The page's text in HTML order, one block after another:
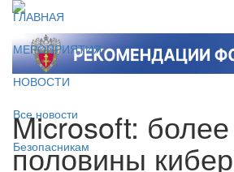
ГЛАВНАЯ
МЕРОПРИЯТИЯ
НОВОСТИ
Все новости
Безопасникам
Microsoft: более
половины